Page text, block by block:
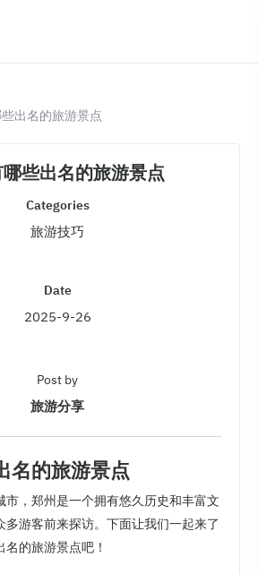
出名的旅游景点
些出名的旅游景点
Categories
旅游技巧
Date
2025-9-26
Post by
旅游分享
名的旅游景点
市，郑州是一个拥有悠久历史和丰富文
多游客前来探访。下面让我们一起来了
的旅游景点吧！